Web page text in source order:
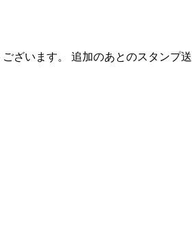
ざいます。 追加のあとのスタンプ